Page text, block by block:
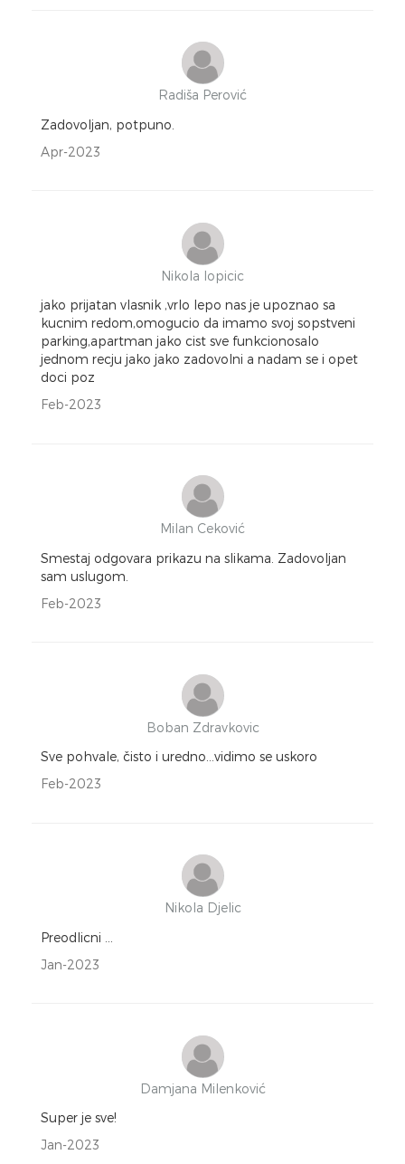
Radiša Perović
Zadovoljan, potpuno.
Apr-2023
Nikola lopicic
jako prijatan vlasnik ,vrlo lepo nas je upoznao sa
kucnim redom,omogucio da imamo svoj sopstveni
parking,apartman jako cist sve funkcionosalo
jednom recju jako jako zadovolni a nadam se i opet
doci poz
Feb-2023
Milan Ceković
Smestaj odgovara prikazu na slikama. Zadovoljan
sam uslugom.
Feb-2023
Boban Zdravkovic
Sve pohvale, čisto i uredno...vidimo se uskoro
Feb-2023
Nikola Djelic
Preodlicni ...
Jan-2023
Damjana Milenković
Super je sve!
Jan-2023